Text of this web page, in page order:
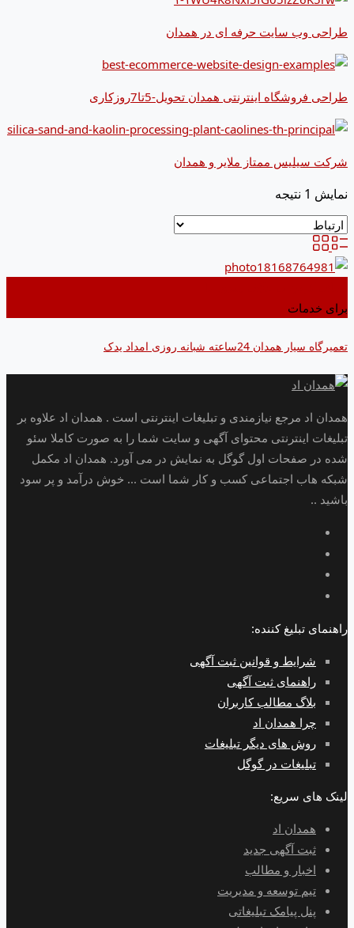
طراحی وب سایت حرفه ای در همدان
طراحی فروشگاه اینترنتی همدان تحویل-5تا7روزکاری
شرکت سیلیس ممتاز ملایر و همدان
نمایش 1 نتیجه
برای خدمات
تعمیرگاه سیار همدان 24ساعته شبانه روزی امداد یدک
همدان اد مرجع نیازمندی و تبلیغات اینترنتی است . همدان اد علاوه بر
تبلیغات اینترنتی محتوای آگهی و سایت شما را به صورت کاملا سئو
شده در صفحات اول گوگل به نمایش در می آورد. همدان اد مکمل
شبکه هاب اجتماعی کسب و کار شما است ... خوش درآمد و پر سود
باشید ..
راهنمای تبلیغ کننده:
شرایط و قوانین ثبت آگهی
راهنمای ثبت آگهی
بلاگ مطالب کاربران
چرا همدان اد
روش های دیگر تبلیغات
تبلیغات در گوگل
لینک های سریع:
همدان اد
ثبت آگهی جدید
اخبار و مطالب
تیم توسعه و مدیریت
پنل پیامک تبلیغاتی